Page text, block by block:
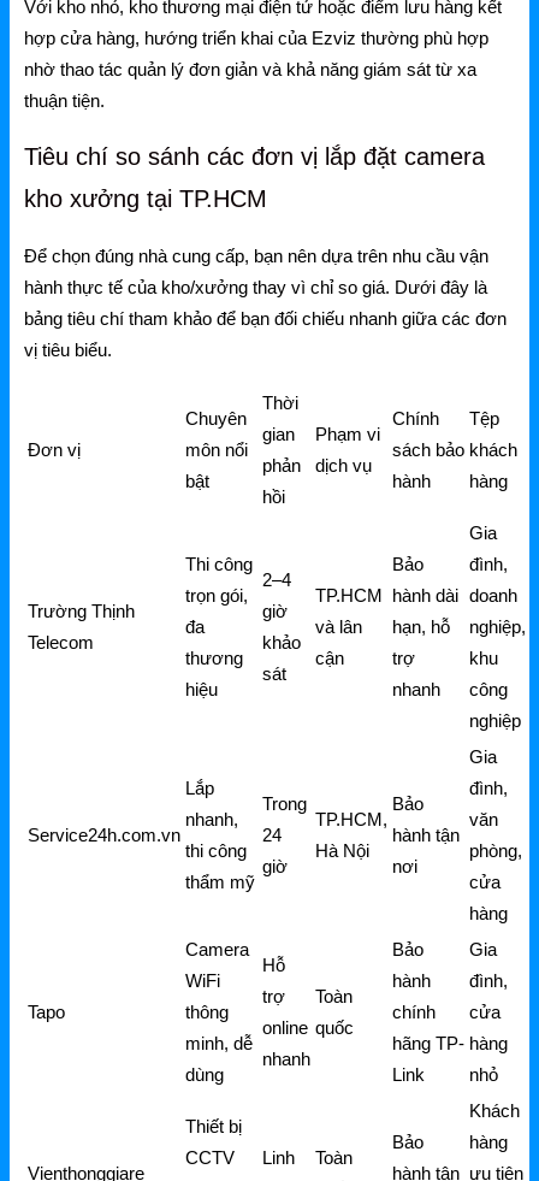
Với kho nhỏ, kho thương mại điện tử hoặc điểm lưu hàng kết
hợp cửa hàng, hướng triển khai của Ezviz thường phù hợp
nhờ thao tác quản lý đơn giản và khả năng giám sát từ xa
thuận tiện.
Tiêu chí so sánh các đơn vị lắp đặt camera
kho xưởng tại TP.HCM
Để chọn đúng nhà cung cấp, bạn nên dựa trên nhu cầu vận
hành thực tế của kho/xưởng thay vì chỉ so giá. Dưới đây là
bảng tiêu chí tham khảo để bạn đối chiếu nhanh giữa các đơn
vị tiêu biểu.
Đơn vị
Chuyên
môn nổi
bật
Thời
gian
phản
hồi
Phạm vi
dịch vụ
Chính
sách bảo
hành
Tệp
khách
hàng
Trường Thịnh
Telecom
Thi công
trọn gói,
đa
thương
hiệu
2–4
giờ
khảo
sát
TP.HCM
và lân
cận
Bảo
hành dài
hạn, hỗ
trợ
nhanh
Gia
đình,
doanh
nghiệp,
khu
công
nghiệp
Service24h.com.vn
Lắp
nhanh,
thi công
thẩm mỹ
Trong
24
giờ
TP.HCM,
Hà Nội
Bảo
hành tận
nơi
Gia
đình,
văn
phòng,
cửa
hàng
Tapo
Camera
WiFi
thông
minh, dễ
dùng
Hỗ
trợ
online
nhanh
Toàn
quốc
Bảo
hành
chính
hãng TP-
Link
Gia
đình,
cửa
hàng
nhỏ
Vienthonggiare
Thiết bị
CCTV
Linh
Toàn
Bảo
hành tận
Khách
hàng
ưu tiên